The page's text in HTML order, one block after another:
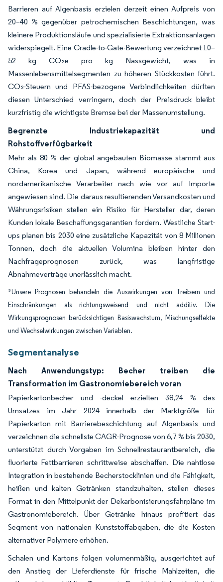
Barrieren auf Algenbasis erzielen derzeit einen Aufpreis von
20–40 % gegenüber petrochemischen Beschichtungen, was
kleinere Produktionsläufe und spezialisierte Extraktionsanlagen
widerspiegelt. Eine Cradle-to-Gate-Bewertung verzeichnet 10–
52 kg CO₂e pro kg Nassgewicht, was in
Massenlebensmittelsegmenten zu höheren Stückkosten führt.
CO₂-Steuern und PFAS-bezogene Verbindlichkeiten dürften
diesen Unterschied verringern, doch der Preisdruck bleibt
kurzfristig die wichtigste Bremse bei der Massenumstellung.
Begrenzte Industriekapazität und
Rohstoffverfügbarkeit
Mehr als 80 % der global angebauten Biomasse stammt aus
China, Korea und Japan, während europäische und
nordamerikanische Verarbeiter nach wie vor auf Importe
angewiesen sind. Die daraus resultierenden Versandkosten und
Währungsrisiken stellen ein Risiko für Hersteller dar, deren
Kunden lokale Beschaffungsgarantien fordern. Westliche Start-
ups planen bis 2030 eine zusätzliche Kapazität von 8 Millionen
Tonnen, doch die aktuellen Volumina bleiben hinter den
Nachfrageprognosen zurück, was langfristige
Abnahmeverträge unerlässlich macht.
*Unsere Prognosen behandeln die Auswirkungen von Treibern und
Einschränkungen als richtungsweisend und nicht additiv. Die
Wirkungsprognosen berücksichtigen Basiswachstum, Mischungseffekte
und Wechselwirkungen zwischen Variablen.
Segmentanalyse
Nach Anwendungstyp: Becher treiben die
Transformation im Gastronomiebereich voran
Papierkartonbecher und -deckel erzielten 38,24 % des
Umsatzes im Jahr 2024 innerhalb der Marktgröße für
Papierkarton mit Barrierebeschichtung auf Algenbasis und
verzeichnen die schnellste CAGR-Prognose von 6,7 % bis 2030,
unterstützt durch Vorgaben im Schnellrestaurantbereich, die
fluorierte Fettbarrieren schrittweise abschaffen. Die nahtlose
Integration in bestehende Becherstocklinien und die Fähigkeit,
heißen und kalten Getränken standzuhalten, stellen dieses
Format in den Mittelpunkt der Dekarbonisierungsfahrpläne im
Gastronomiebereich. Über Getränke hinaus profitiert das
Segment von nationalen Kunststoffabgaben, die die Kosten
alternativer Polymere erhöhen.
Schalen und Kartons folgen volumenmäßig, ausgerichtet auf
den Anstieg der Lieferdienste für frische Mahlzeiten, die